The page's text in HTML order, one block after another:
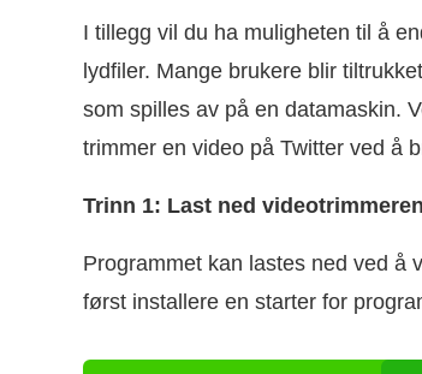
I tillegg vil du ha muligheten til å
lydfiler. Mange brukere blir
som spilles av på en datamaskin.
trimmer en video på Twitter ved å
Trinn 1: Last ned
Programmet kan lastes ned ved å
først installere en starter for